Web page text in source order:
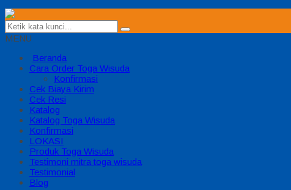
MENU
Beranda
Cara Order Toga Wisuda
Konfirmasi
Cek Biaya Kirim
Cek Resi
Katalog
Katalog Toga Wisuda
Konfirmasi
LOKASI
Produk Toga Wisuda
Testimoni mitra toga wisuda
Testimonial
Blog